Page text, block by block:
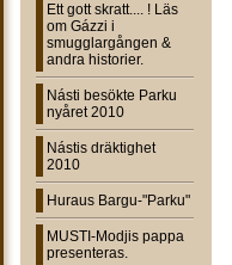
Ett gott skratt.... ! Läs
om Gázzi i
smugglargången &
andra historier.
Násti besökte Parku
nyåret 2010
Nástis dräktighet
2010
Huraus Bargu-"Parku"
MUSTI-Modjis pappa
presenteras.